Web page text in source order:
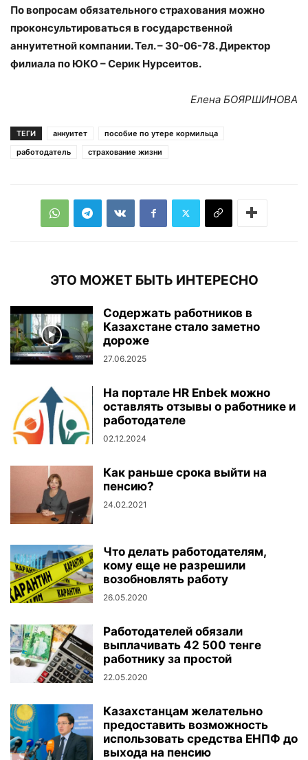
По вопросам обязательного страхования можно
проконсультироваться в государственной
аннуитетной компании. Тел. – 30-06-78. Директор
филиала по ЮКО – Серик Нурсеитов.
Елена БОЯРШИНОВА
ТЕГИ аннуитет
пособие по утере кормильца
работодатель
страхование жизни
ЭТО МОЖЕТ БЫТЬ ИНТЕРЕСНО
Содержать работников в
Казахстане стало заметно
дороже
27.06.2025
На портале HR Enbek можно
оставлять отзывы о работнике и
работодателе
02.12.2024
Как раньше срока выйти на
пенсию?
24.02.2021
Что делать работодателям,
кому еще не разрешили
возобновлять работу
26.05.2020
Работодателей обязали
выплачивать 42 500 тенге
работнику за простой
22.05.2020
Казахстанцам желательно
предоставить возможность
использовать средства ЕНПФ до
выхода на пенсию